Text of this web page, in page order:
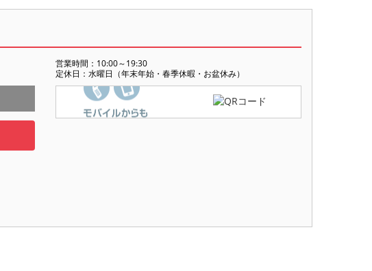
営業時間：10:00～19:30
定休日：水曜日（年末年始・春季休暇・お盆休み）